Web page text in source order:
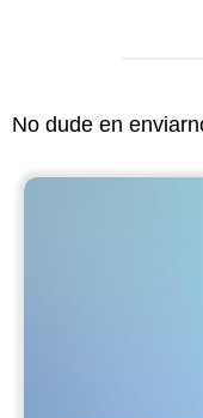
No dude en